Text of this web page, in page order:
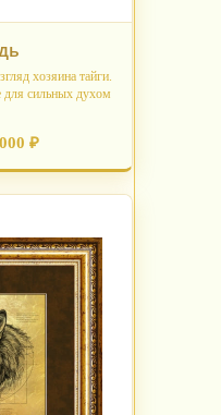
хозяина тайги.
для сильных духом
₽